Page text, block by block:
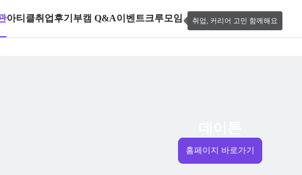
아티클취업후기 부캠 Q&A이벤트크루모임 취업, 커리어 고민 함께해요
홈페이지 바로가기